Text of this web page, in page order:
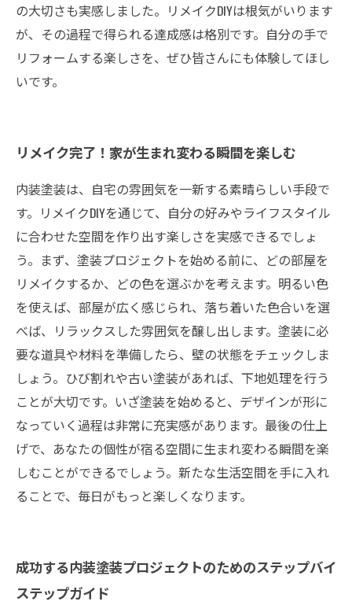
の大切さも実感しました。リメイクDIYは根気がいります
が、その過程で得られる達成感は格別です。自分の手で
リフォームする楽しさを、ぜひ皆さんにも体験してほし
いです。
リメイク完了！家が生まれ変わる瞬間を楽しむ
内装塗装は、自宅の雰囲気を一新する素晴らしい手段で
す。リメイクDIYを通じて、自分の好みやライフスタイル
に合わせた空間を作り出す楽しさを実感できるでしょ
う。まず、塗装プロジェクトを始める前に、どの部屋を
リメイクするか、どの色を選ぶかを考えます。明るい色
を使えば、部屋が広く感じられ、落ち着いた色合いを選
べば、リラックスした雰囲気を醸し出します。塗装に必
要な道具や材料を準備したら、壁の状態をチェックしま
しょう。ひび割れや古い塗装があれば、下地処理を行う
ことが大切です。いざ塗装を始めると、デザインが形に
なっていく過程は非常に充実感があります。最後の仕上
げで、あなたの個性が宿る空間に生まれ変わる瞬間を楽
しむことができるでしょう。新たな生活空間を手に入れ
ることで、毎日がもっと楽しくなります。
成功する内装塗装プロジェクトのためのステップバイ
ステップガイド